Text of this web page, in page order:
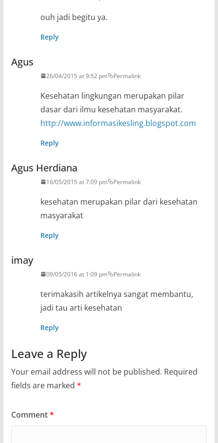
ouh jadi begitu ya.
Reply
Agus
26/04/2015 at 9:52 pm Permalink
Kesehatan lingkungan merupakan pilar
dasar dari ilmu kesehatan masyarakat.
http://www.informasikesling.blogspot.com
Reply
Agus Herdiana
16/05/2015 at 7:09 pm Permalink
kesehatan merupakan pilar dari kesehatan
masyarakat
Reply
imay
09/05/2016 at 1:09 pm Permalink
terimakasih artikelnya sangat membantu,
jadi tau arti kesehatan
Reply
Leave a Reply
Your email address will not be published. Required
fields are marked *
Comment*